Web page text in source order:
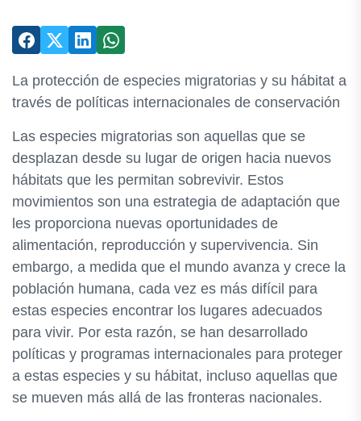
La protección de especies migratorias y su hábitat a
través de políticas internacionales de conservación
Las especies migratorias son aquellas que se
desplazan desde su lugar de origen hacia nuevos
hábitats que les permitan sobrevivir. Estos
movimientos son una estrategia de adaptación que
les proporciona nuevas oportunidades de
alimentación, reproducción y supervivencia. Sin
embargo, a medida que el mundo avanza y crece la
población humana, cada vez es más difícil para
estas especies encontrar los lugares adecuados
para vivir. Por esta razón, se han desarrollado
políticas y programas internacionales para proteger
a estas especies y su hábitat, incluso aquellas que
se mueven más allá de las fronteras nacionales.